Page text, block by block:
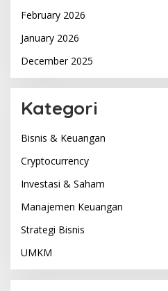
February 2026
January 2026
December 2025
Kategori
Bisnis & Keuangan
Cryptocurrency
Investasi & Saham
Manajemen Keuangan
Strategi Bisnis
UMKM